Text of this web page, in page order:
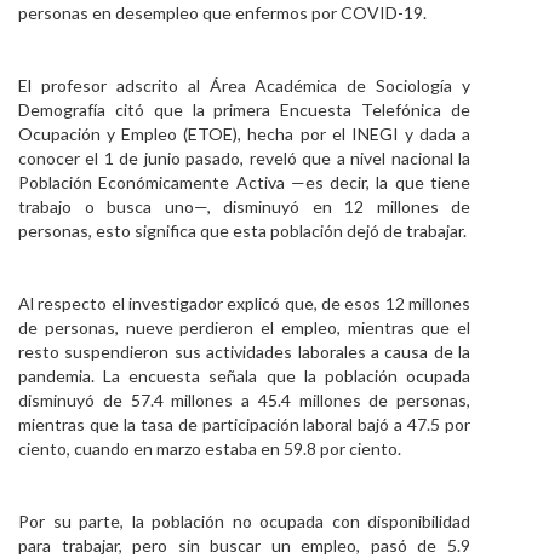
personas en desempleo que enfermos por COVID-19.
El profesor adscrito al Área Académica de Sociología y
Demografía citó que la primera Encuesta Telefónica de
Ocupación y Empleo (ETOE), hecha por el INEGI y dada a
conocer el 1 de junio pasado, reveló que a nivel nacional la
Población Económicamente Activa —es decir, la que tiene
trabajo o busca uno—, disminuyó en 12 millones de
personas, esto significa que esta población dejó de trabajar.
Al respecto el investigador explicó que, de esos 12 millones
de personas, nueve perdieron el empleo, mientras que el
resto suspendieron sus actividades laborales a causa de la
pandemia. La encuesta señala que la población ocupada
disminuyó de 57.4 millones a 45.4 millones de personas,
mientras que la tasa de participación laboral bajó a 47.5 por
ciento, cuando en marzo estaba en 59.8 por ciento.
Por su parte, la población no ocupada con disponibilidad
para trabajar, pero sin buscar un empleo, pasó de 5.9